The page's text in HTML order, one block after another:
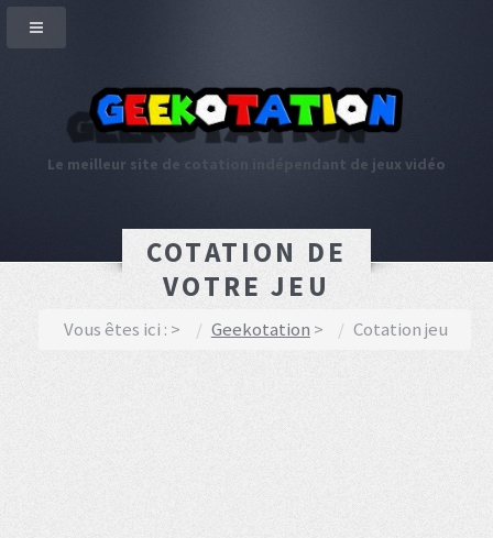
Le meilleur site de cotation indépendant de jeux vidéo
COTATION DE
VOTRE JEU
Vous êtes ici : Geekotation Cotation jeu